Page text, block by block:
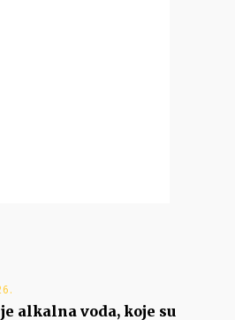
alkalna voda, koje su